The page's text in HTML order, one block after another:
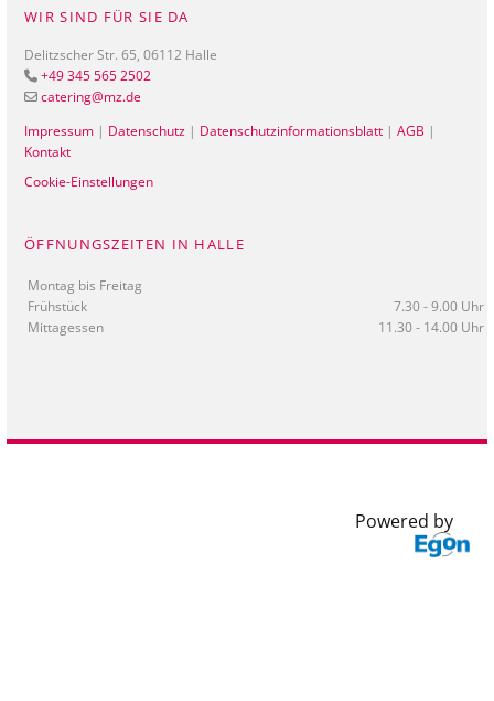
WIR SIND FÜR SIE DA
Delitzscher Str. 65, 06112 Halle
 +49 345 565 2502
 catering@mz.de
Impressum | Datenschutz | Datenschutzinformationsblatt | AGB |
Kontakt
Cookie-Einstellungen
ÖFFNUNGSZEITEN IN HALLE
Montag bis Freitag
Frühstück
7.30 - 9.00 Uhr
Mittagessen
11.30 - 14.00 Uhr
Powered by